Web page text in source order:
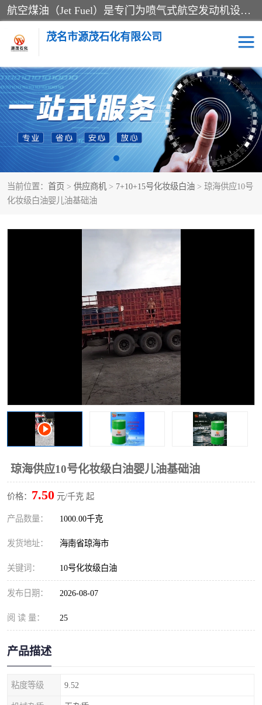
航空煤油（Jet Fuel）是专门为喷气式航空发动机设计的高纯度燃料，主要分为Jet A、Jet A-1和Jet B等类型。其特点是闪点高、低温流动性好，并添加了抗静电剂和抗氧化剂以确保飞行安全。航空煤油需
茂名市源茂石化有限公司
当前位置： 首页 > 供应商机 > 7+10+15号化妆级白油 > 琼海供应10号
化妆级白油婴儿油基础油
琼海供应10号化妆级白油婴儿油基础油
价格： 7.50 元/千克 起
产品数量： 1000.00千克
发货地址： 海南省琼海市
关键词： 10号化妆级白油
发布日期： 2026-08-07
阅 读 量： 25
产品描述
粘度等级 9.52
RP3航空煤油 D20+D30溶剂油
D40+D60溶剂油 D80+D100溶剂油
6号+120号溶剂油 260号溶剂油
异构烷烃 天然乳胶
46+68号化妆级白油